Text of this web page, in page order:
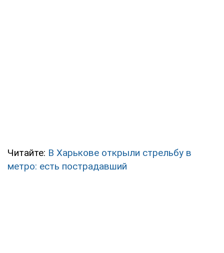
Читайте: В Харькове открыли стрельбу в
метро: есть пострадавший